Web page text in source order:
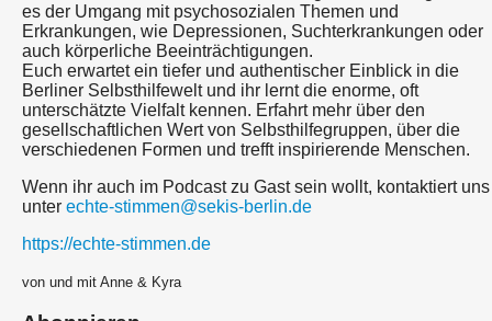
es der Umgang mit psychosozialen Themen und
Erkrankungen, wie Depressionen, Suchterkrankungen oder
auch körperliche Beeinträchtigungen.
Euch erwartet ein tiefer und authentischer Einblick in die
Berliner Selbsthilfewelt und ihr lernt die enorme, oft
unterschätzte Vielfalt kennen. Erfahrt mehr über den
gesellschaftlichen Wert von Selbsthilfegruppen, über die
verschiedenen Formen und trefft inspirierende Menschen.
Wenn ihr auch im Podcast zu Gast sein wollt, kontaktiert uns
unter echte-stimmen@sekis-berlin.de
https://echte-stimmen.de
von und mit Anne & Kyra